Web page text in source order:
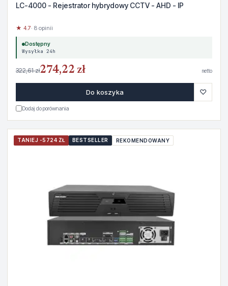
LC-4000 - Rejestrator hybrydowy CCTV - AHD - IP
★ 4.7· 8 opinii
Dostępny
Wysyłka 24h
322,61 zł274,22 zł netto
Do koszyka ♡
Dodaj do porównania
TANIEJ -5724 ZŁ BESTSELLER REKOMENDOWANY